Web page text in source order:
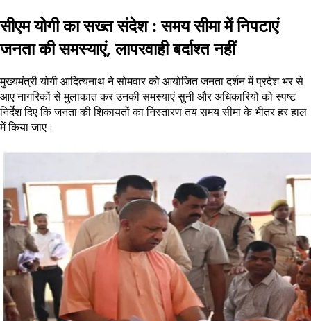
सीएम योगी का सख्त संदेश : समय सीमा में निपटाएं
जनता की समस्याएं, लापरवाही बर्दाश्त नहीं
मुख्यमंत्री योगी आदित्यनाथ ने सोमवार को आयोजित जनता दर्शन में प्रदेश भर से
आए नागरिकों से मुलाकात कर उनकी समस्याएं सुनीं और अधिकारियों को स्पष्ट
निर्देश दिए कि जनता की शिकायतों का निस्तारण तय समय सीमा के भीतर हर हाल
में किया जाए।